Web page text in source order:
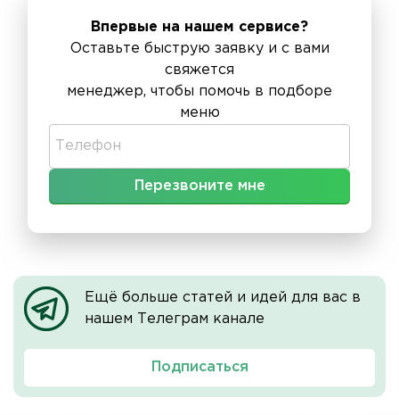
Впервые на нашем сервисе?
Оставьте быструю заявку и с вами
свяжется
менеджер, чтобы помочь в подборе
меню
Ещё больше статей и идей для вас в
нашем Телеграм канале
Подписаться